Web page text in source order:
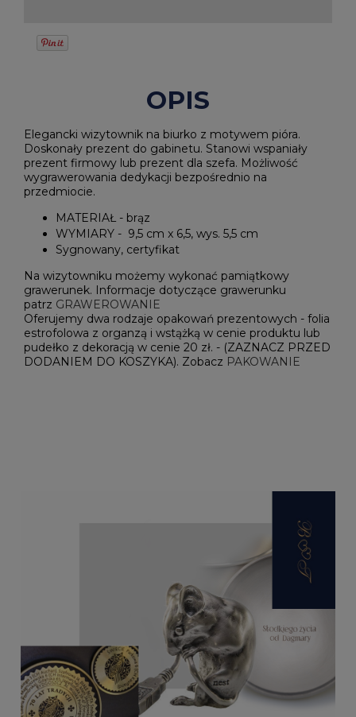
OPIS
Elegancki wizytownik na biurko z motywem pióra.
Doskonały prezent do gabinetu. Stanowi wspaniały
prezent firmowy lub prezent dla szefa. Możliwość
wygrawerowania dedykacji bezpośrednio na
przedmiocie.
MATERIAŁ - brąz
WYMIARY - 9,5 cm x 6,5, wys. 5,5 cm
Sygnowany, certyfikat
Na wizytowniku możemy wykonać pamiątkowy
grawerunek. Informacje dotyczące grawerunku
patrz GRAWEROWANIE
Oferujemy dwa rodzaje opakowań prezentowych - folia
estrofolowa z organzą i wstążką w cenie produktu lub
pudełko z dekoracją w cenie 20 zł. - (ZAZNACZ PRZED
DODANIEM DO KOSZYKA). Zobacz PAKOWANIE